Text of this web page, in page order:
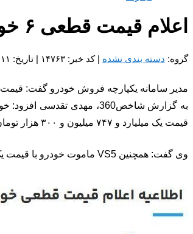
اعلام قیمت قطعی ۶ خودوری وارداتی/عرضه جدید از اواسط آبان ماه
گروه: دسته بندی نشده | کد خبر: ۱۴۷۶۳ | تاریخ: ۱۱ آبان ۱۴۰۲ - ۱۲:۰۱
مدیر سامانه یکپارچه فروش خودرو گفت: قیمت ۶ خودرو وارداتی قطعی و در سامانه یکپارچه عرضه خودرو های وارداتی اعلام شد.
قیمت یک میلیارد و ۷۴۷ میلیون و ۳۰۰ هزار تومان و خودروی سلتوس از شرکت کوشا خودرو نگین با قیمت ۲ میلیارد و ۱۵۵ میلیون و ۱۰۰ هزار تومان عرضه خواهد شد.
وی گفت: همچنین VS5 ماموت خودرو با قیمت یک میلیارد و ۶۹۵ میلیون و ۷۰۰ هزار تومان و VS7 ماموت خودرو با قیمت ۲ میلیارد و ۲۲ هزار تومان عرضه می‌شود.